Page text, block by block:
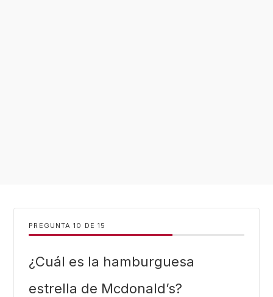
PREGUNTA DE 15
¿Cuál es la hamburguesa
estrella de Mcdonald’s?